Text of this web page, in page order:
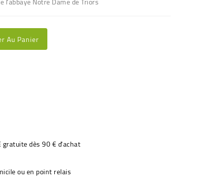
Au Panier
dès 90 € d'achat
ou en point relais